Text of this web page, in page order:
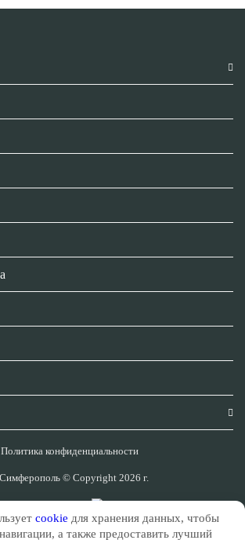
Политика конфиденциальности
Симферополь © Copyright 2026 г.
Сделано в
cookie для хранения данных, чтобы
а также предоставить лучший